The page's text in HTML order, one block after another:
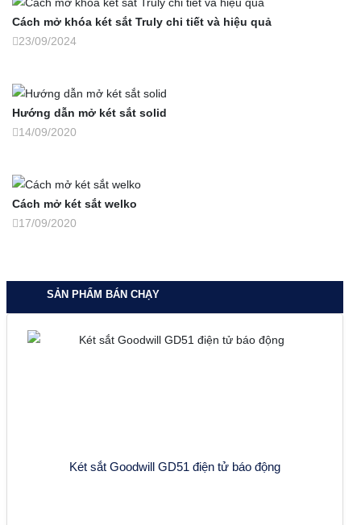
Cách mở khóa két sắt Truly chi tiết và hiệu quả
23/09/2024
Hướng dẫn mở két sắt solid
14/09/2020
Cách mở két sắt welko
17/09/2020
SẢN PHẨM BÁN CHẠY
Két sắt Goodwill GD51 điện tử báo động